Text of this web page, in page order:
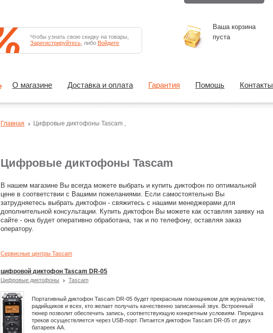
Цифровые диктофоны Tascam
В нашем магазине Вы всегда можете выбрать и купить диктофон по оптимальной
цене в соответствии с Вашими пожеланиями. Если самостоятельно Вы
затрудняетесь выбрать диктофон - свяжитесь с нашими менеджерами для
дополнительной консультации. Купить диктофон Вы можете как оставляя заявку на
сайте - она будет оперативно обработана, так и по телефону, оставляя заказ
оператору.
Сервисные центры Tascam
цифровой диктофон Tascam DR-05
Цифровые диктофоны Tascam
Портативный диктофон Tascam DR-05 будет прекрасным помощником для журналистов,
радийщиков и всех, кто желает получать качественно записанный звук. Встроенный
тюнер позволит обеспечить запись, соответствующую конкретным условиям. Передача
треков осуществляется через USB-порт. Питается диктофон Tascam DR-05 от двух
батареек АА.
Главная Цифровые диктофоны Tascam ,
Чтобы узнать свою скидку на товары,
Зарегистрируйтесь , либо Войдите
Ваша корзина
пуста
О магазине Доставка и оплата Гарантия Помощь Контакты